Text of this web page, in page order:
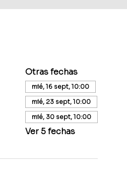
Otras fechas
mié, 16 sept, 10:00
mié, 23 sept, 10:00
mié, 30 sept, 10:00
Ver 5 fechas